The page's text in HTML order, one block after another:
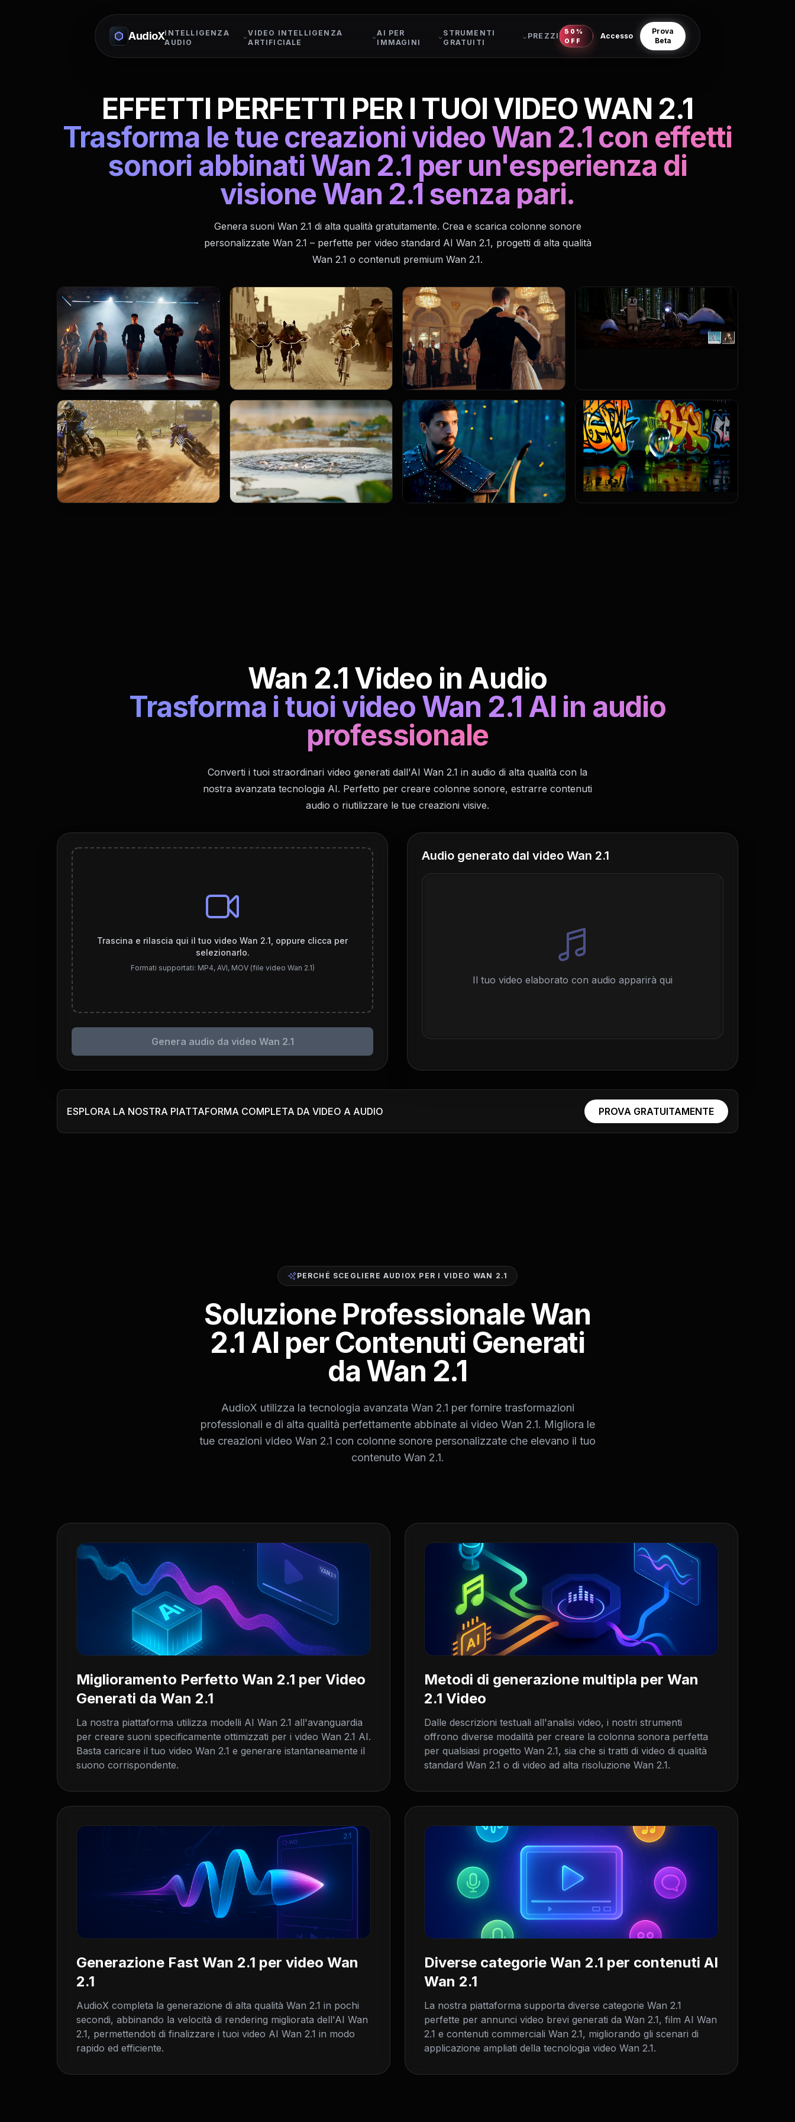
AudioXINTELLIGENZA
AUDIO
VIDEO INTELLIGENZA
ARTIFICIALE
AI PER
IMMAGINI
STRUMENTI
GRATUITI
PREZZI
50%
OFF
Accesso
Prova
Beta
EFFETTI PERFETTI PER I TUOI VIDEO WAN 2.1
Trasforma le tue creazioni video Wan 2.1 con effetti
sonori abbinati Wan 2.1 per un'esperienza di
visione Wan 2.1 senza pari.
Genera suoni Wan 2.1 di alta qualità gratuitamente. Crea e scarica colonne sonore
personalizzate Wan 2.1 – perfette per video standard AI Wan 2.1, progetti di alta qualità
Wan 2.1 o contenuti premium Wan 2.1.
Wan 2.1 Video in Audio
Trasforma i tuoi video Wan 2.1 AI in audio
professionale
Converti i tuoi straordinari video generati dall'AI Wan 2.1 in audio di alta qualità con la
nostra avanzata tecnologia AI. Perfetto per creare colonne sonore, estrarre contenuti
audio o riutilizzare le tue creazioni visive.
Trascina e rilascia qui il tuo video Wan 2.1, oppure clicca per
selezionarlo.
Formati supportati: MP4, AVI, MOV (file video Wan 2.1)
Genera audio da video Wan 2.1
Audio generato dal video Wan 2.1
Il tuo video elaborato con audio apparirà qui
ESPLORA LA NOSTRA PIATTAFORMA COMPLETA DA VIDEO A AUDIO PROVA GRATUITAMENTE
PERCHÉ SCEGLIERE AUDIOX PER I VIDEO WAN 2.1
Soluzione Professionale Wan
2.1 AI per Contenuti Generati
da Wan 2.1
AudioX utilizza la tecnologia avanzata Wan 2.1 per fornire trasformazioni
professionali e di alta qualità perfettamente abbinate ai video Wan 2.1. Migliora le
tue creazioni video Wan 2.1 con colonne sonore personalizzate che elevano il tuo
contenuto Wan 2.1.
Miglioramento Perfetto Wan 2.1 per Video
Generati da Wan 2.1
La nostra piattaforma utilizza modelli AI Wan 2.1 all'avanguardia
per creare suoni specificamente ottimizzati per i video Wan 2.1 AI.
Basta caricare il tuo video Wan 2.1 e generare istantaneamente il
suono corrispondente.
Metodi di generazione multipla per Wan
2.1 Video
Dalle descrizioni testuali all'analisi video, i nostri strumenti
offrono diverse modalità per creare la colonna sonora perfetta
per qualsiasi progetto Wan 2.1, sia che si tratti di video di qualità
standard Wan 2.1 o di video ad alta risoluzione Wan 2.1.
Generazione Fast Wan 2.1 per video Wan
2.1
AudioX completa la generazione di alta qualità Wan 2.1 in pochi
secondi, abbinando la velocità di rendering migliorata dell'AI Wan
2.1, permettendoti di finalizzare i tuoi video AI Wan 2.1 in modo
rapido ed efficiente.
Diverse categorie Wan 2.1 per contenuti AI
Wan 2.1
La nostra piattaforma supporta diverse categorie Wan 2.1
perfette per annunci video brevi generati da Wan 2.1, film AI Wan
2.1 e contenuti commerciali Wan 2.1, migliorando gli scenari di
applicazione ampliati della tecnologia video Wan 2.1.